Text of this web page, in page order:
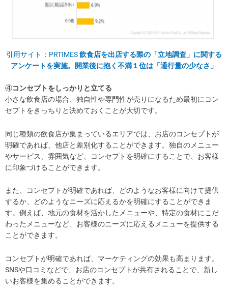
引用サイト：PRTIMES飲食店を出店する際の「立地調査」に関する
アンケートを実施。開業後に抱く不満１位は「通行量の少なさ」
④コンセプトをしっかりと立てる
小さな飲食店の場合、独自性や専門性が売りになるため最初にコン
セプトをきっちりと決めておくことが大切です。
同じ種類の飲食店が集まっているエリアでは、お店のコンセプトが
明確であれば、他店と差別化することができます。独自のメニュー
やサービス、雰囲気など、コンセプトを明確にすることで、お客様
に印象づけることができます。
また、コンセプトが明確であれば、どのようなお客様に向けて提供
するか、どのようなニーズに応えるかを明確にすることができま
す。例えば、地元の食材を活かしたメニューや、特定の食材にこだ
わったメニューなど、お客様のニーズに応えるメニューを提供する
ことができます。
コンセプトが明確であれば、マーケティングの効果も高まります。
SNSや口コミなどで、お店のコンセプトが共有されることで、新し
いお客様を集めることができます。